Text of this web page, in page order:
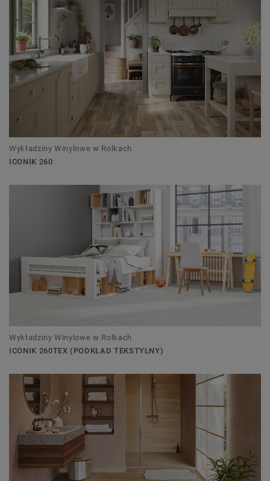
Wykładziny Winylowe w Rolkach
ICONIK 260
Wykładziny Winylowe w Rolkach
ICONIK 260TEX (PODKŁAD TEKSTYLNY)